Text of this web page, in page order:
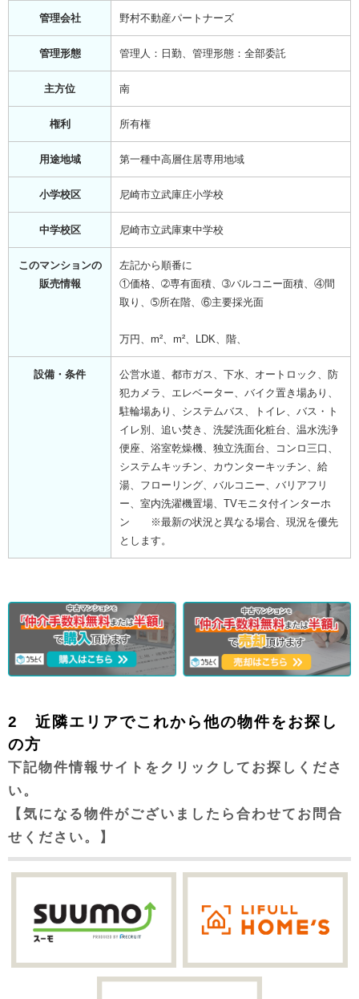
管理会社 野村不動産パートナーズ
管理形態 管理人：日勤、管理形態：全部委託
主方位 南
権利 所有権
用途地域 第一種中高層住居専用地域
小学校区 尼崎市立武庫庄小学校
中学校区 尼崎市立武庫東中学校
このマンションの
販売情報
左記から順番に
①価格、➁専有面積、➂バルコニー面積、④間
取り、➄所在階、⑥主要採光面
万円、m²、m²、LDK、階、
設備・条件
公営水道、都市ガス、下水、オートロック、防
犯カメラ、エレベーター、バイク置き場あり、
駐輪場あり、システムバス、トイレ、バス・ト
イレ別、追い焚き、洗髪洗面化粧台、温水洗浄
便座、浴室乾燥機、独立洗面台、コンロ三口、
システムキッチン、カウンターキッチン、給
湯、フローリング、バルコニー、バリアフリ
ー、室内洗濯機置場、TVモニタ付インターホ
ン ※最新の状況と異なる場合、現況を優先
とします。
2 近隣エリアでこれから他の物件をお探し
の方
下記物件情報サイトをクリックしてお探しくださ
い。
【気になる物件がございましたら合わせてお問合
せください。】